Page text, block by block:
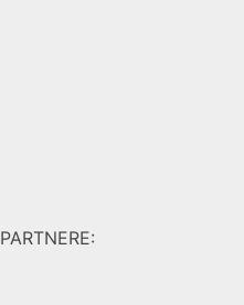
PARTNERE: